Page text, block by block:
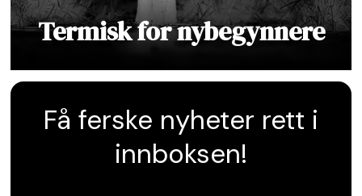
Termisk for nybegynnere
Få ferske nyheter rett i
innboksen!